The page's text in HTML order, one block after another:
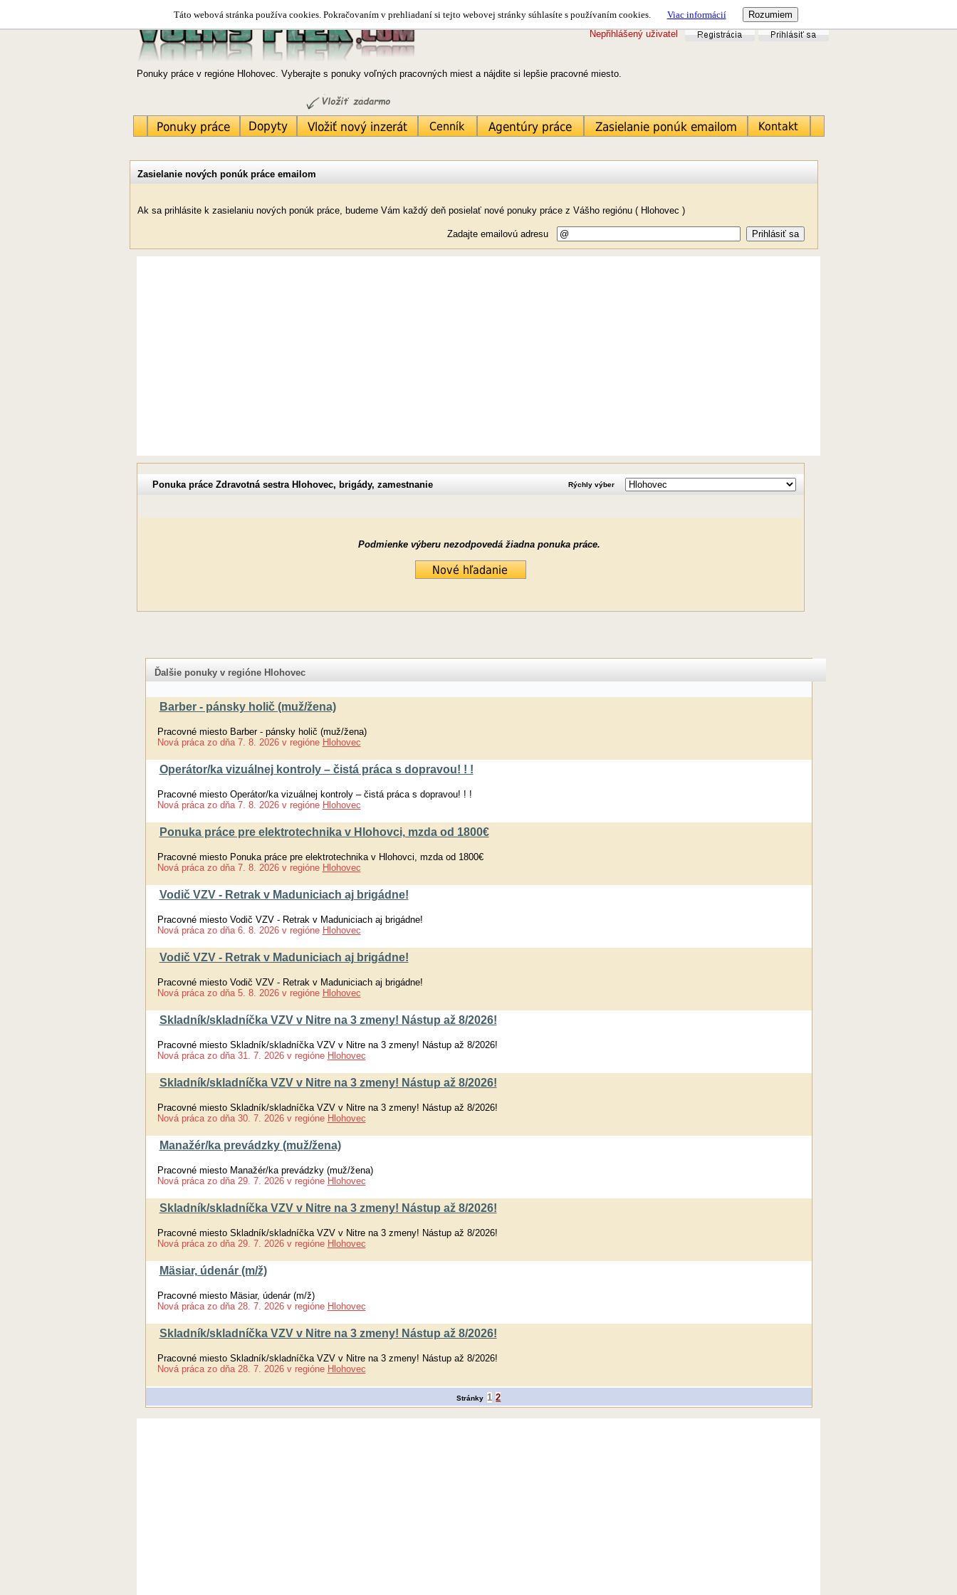
Táto webová stránka používa cookies. Pokračovaním v prehliadaní si tejto webovej stránky súhlasíte s používaním cookies.
Viac informácií
Nepřihlášený uživatel
Ponuky práce v regióne Hlohovec. Vyberajte s ponuky voľných pracovných miest a nájdite si lepšie pracovné miesto.
Zasielanie nových ponúk práce emailom
Ak sa prihlásite k zasielaniu nových ponúk práce, budeme Vám každý deň posielať nové ponuky práce z Vášho regiónu ( Hlohovec )
Zadajte emailovú adresu
Ponuka práce Zdravotná sestra Hlohovec, brigády, zamestnanie Rýchly výber
Podmienke výberu nezodpovedá žiadna ponuka práce.
Ďalšie ponuky v regióne Hlohovec
Barber - pánsky holič (muž/žena)
Pracovné miesto Barber - pánsky holič (muž/žena)
Nová práca zo dňa 7. 8. 2026 v regióne Hlohovec
Operátor/ka vizuálnej kontroly – čistá práca s dopravou! ! !
Pracovné miesto Operátor/ka vizuálnej kontroly – čistá práca s dopravou! ! !
Nová práca zo dňa 7. 8. 2026 v regióne Hlohovec
Ponuka práce pre elektrotechnika v Hlohovci, mzda od 1800€
Pracovné miesto Ponuka práce pre elektrotechnika v Hlohovci, mzda od 1800€
Nová práca zo dňa 7. 8. 2026 v regióne Hlohovec
Vodič VZV - Retrak v Maduniciach aj brigádne!
Pracovné miesto Vodič VZV - Retrak v Maduniciach aj brigádne!
Nová práca zo dňa 6. 8. 2026 v regióne Hlohovec
Vodič VZV - Retrak v Maduniciach aj brigádne!
Pracovné miesto Vodič VZV - Retrak v Maduniciach aj brigádne!
Nová práca zo dňa 5. 8. 2026 v regióne Hlohovec
Skladník/skladníčka VZV v Nitre na 3 zmeny! Nástup až 8/2026!
Pracovné miesto Skladník/skladníčka VZV v Nitre na 3 zmeny! Nástup až 8/2026!
Nová práca zo dňa 31. 7. 2026 v regióne Hlohovec
Skladník/skladníčka VZV v Nitre na 3 zmeny! Nástup až 8/2026!
Pracovné miesto Skladník/skladníčka VZV v Nitre na 3 zmeny! Nástup až 8/2026!
Nová práca zo dňa 30. 7. 2026 v regióne Hlohovec
Manažér/ka prevádzky (muž/žena)
Pracovné miesto Manažér/ka prevádzky (muž/žena)
Nová práca zo dňa 29. 7. 2026 v regióne Hlohovec
Skladník/skladníčka VZV v Nitre na 3 zmeny! Nástup až 8/2026!
Pracovné miesto Skladník/skladníčka VZV v Nitre na 3 zmeny! Nástup až 8/2026!
Nová práca zo dňa 29. 7. 2026 v regióne Hlohovec
Mäsiar, údenár (m/ž)
Pracovné miesto Mäsiar, údenár (m/ž)
Nová práca zo dňa 28. 7. 2026 v regióne Hlohovec
Skladník/skladníčka VZV v Nitre na 3 zmeny! Nástup až 8/2026!
Pracovné miesto Skladník/skladníčka VZV v Nitre na 3 zmeny! Nástup až 8/2026!
Nová práca zo dňa 28. 7. 2026 v regióne Hlohovec
Stránky 1 2